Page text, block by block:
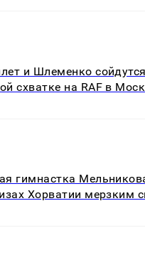
и Шлеменко
схватке на RAF в
гимнастка
Хорватии мерзким